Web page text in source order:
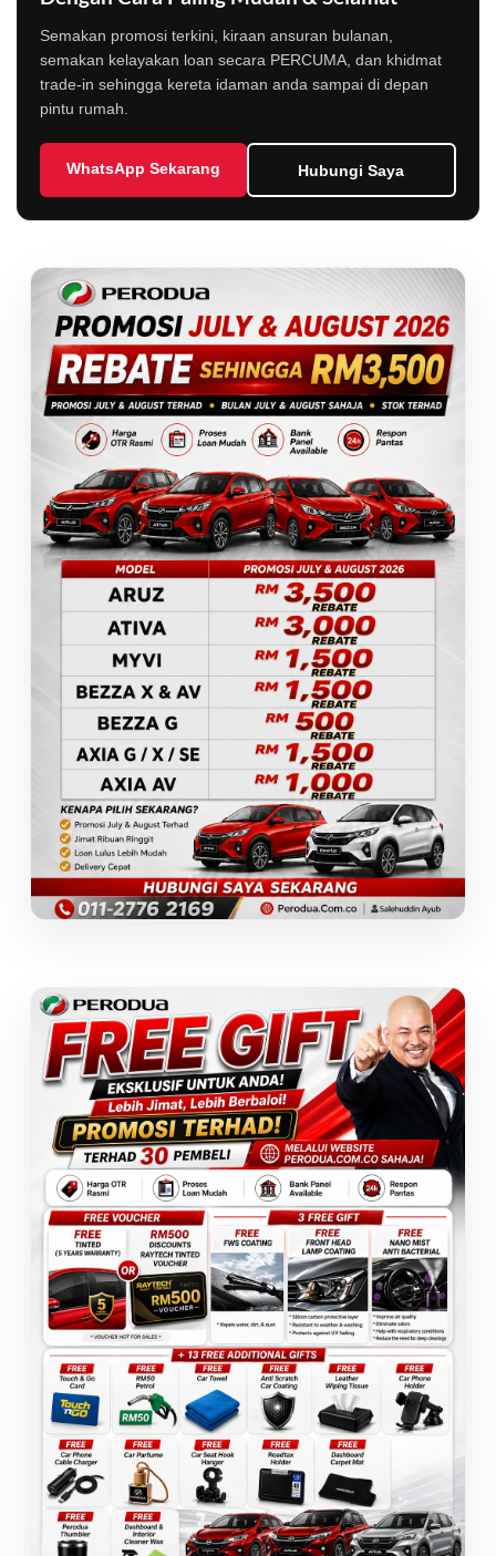
Semakan promosi terkini, kiraan ansuran bulanan,
semakan kelayakan loan secara PERCUMA, dan khidmat
trade-in sehingga kereta idaman anda sampai di depan
pintu rumah.
WhatsApp Sekarang Hubungi Saya